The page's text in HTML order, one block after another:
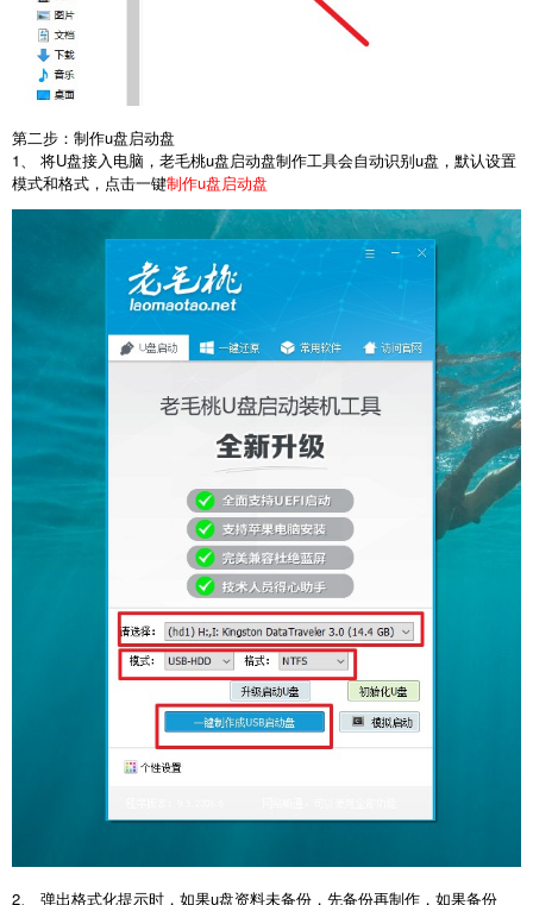
第二步：制作u盘启动盘
1、 将U盘接入电脑，老毛桃u盘启动盘制作工具会自动识别u盘，默认设置
模式和格式，点击一键制作u盘启动盘
2、 弹出格式化提示时，如果u盘资料未备份，先备份再制作，如果备份